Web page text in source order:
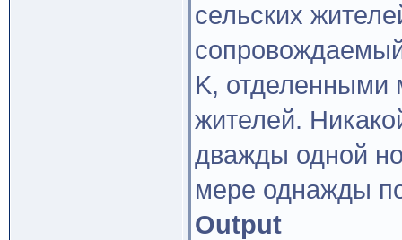
сельских
K, отделенными
жителей.
дважды одной
мере однажды
Output